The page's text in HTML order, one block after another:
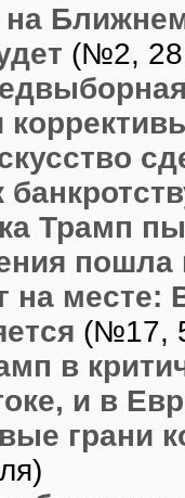
(№2,
Трамп
пошла
на месте:
(№17,
в
и в
грани